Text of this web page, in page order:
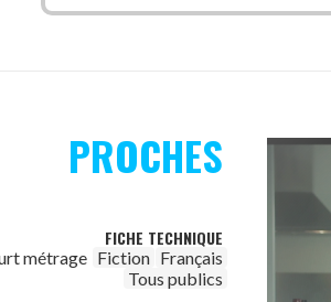
PROCHES
FICHE TECHNIQUE
métrage Fiction Français
Tous publics